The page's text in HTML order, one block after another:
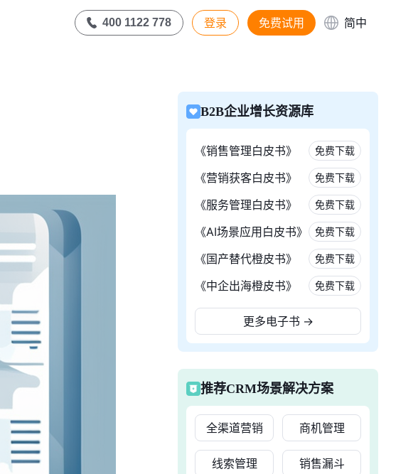
400 1122 778 登录 免费试用 简中
B2B企业增长资源库
《销售管理白皮书》 免费下载
《营销获客白皮书》 免费下载
《服务管理白皮书》 免费下载
《AI场景应用白皮书》 免费下载
《国产替代橙皮书》 免费下载
《中企出海橙皮书》 免费下载
更多电子书 →
推荐CRM场景解决方案
全渠道营销 商机管理
线索管理 销售漏斗